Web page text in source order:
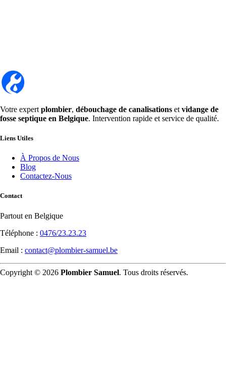
Votre expert plombier, débouchage de canalisations et vidange de
fosse septique en Belgique. Intervention rapide et service de qualité.
Liens Utiles
À Propos de Nous
Blog
Contactez-Nous
Contact
Partout en Belgique
Téléphone : 0476/23.23.23
Email : contact@plombier-samuel.be
Copyright © 2026 Plombier Samuel. Tous droits réservés.